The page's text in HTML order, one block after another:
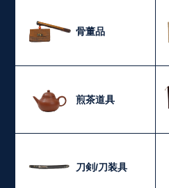
骨董品
煎茶道具
刀剣/刀装具